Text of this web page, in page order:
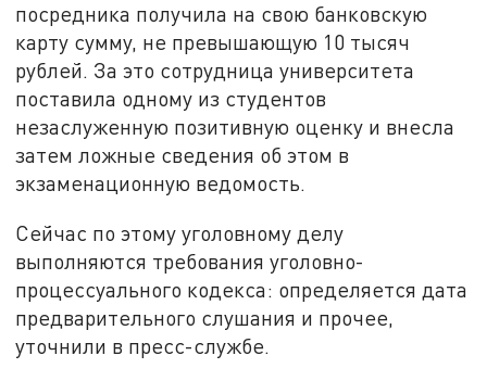
посредника получила на свою банковскую
карту сумму, не превышающую 10 тысяч
рублей. За это сотрудница университета
поставила одному из студентов
незаслуженную позитивную оценку и внесла
затем ложные сведения об этом в
экзаменационную ведомость.
Сейчас по этому уголовному делу
выполняются требования уголовно-
процессуального кодекса: определяется дата
предварительного слушания и прочее,
уточнили в пресс-службе.